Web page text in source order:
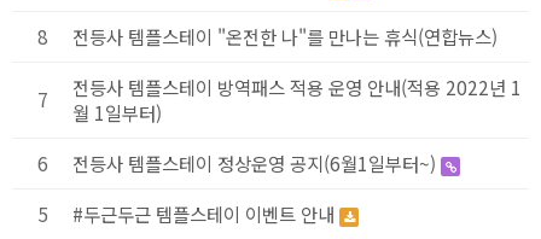
8
전등사 템플스테이 "온전한 나"를 만나는 휴식(연합뉴스)
7
전등사 템플스테이 방역패스 적용 운영 안내(적용 2022년 1
월 1일부터)
6
전등사 템플스테이 정상운영 공지(6월1일부터~)
5
#두근두근 템플스테이 이벤트 안내